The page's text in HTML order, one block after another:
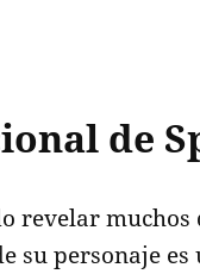
de
revelar
su personaje